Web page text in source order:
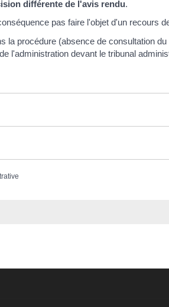
différente de l'avis rendu.
pas faire l'objet d'un recours
la procédure (absence de consultation
l'administration devant le tribunal